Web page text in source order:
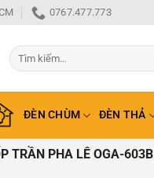
0767.477.773
Tìm
kiếm:
ĐÈN CHÙM ĐÈN THẢ
TRẦN PHA LÊ OGA-603B